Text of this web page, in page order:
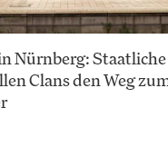
Nürnberg:
Clans den Weg